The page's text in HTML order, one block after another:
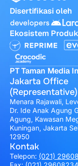
Disertifikasi oleh
Ekosistem
PT Taman Media
Jakarta Office
(Representative)
Menara Rajawali,
Dr. Ide Anak Agung
Agung, Kawasan
Kuningan, Jakarta
12950
Kontak
Telepon: (021)